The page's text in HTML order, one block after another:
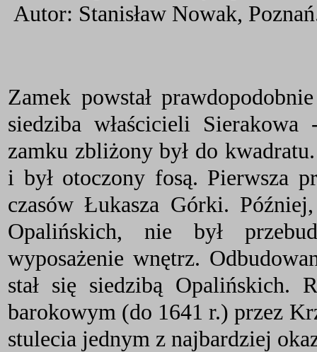
Autor: Stanisław Nowak,
Zamek powstał
siedziba właścicieli Sierakowa
zamku zbliżony był do
i był otoczony fosą. Pierwsza
czasów Łukasza Górki.
Opalińskich, nie był
wyposażenie wnętrz.
stał się siedzibą Opalińskich.
barokowym (do 1641 r.) przez
stulecia jednym z najbardziej